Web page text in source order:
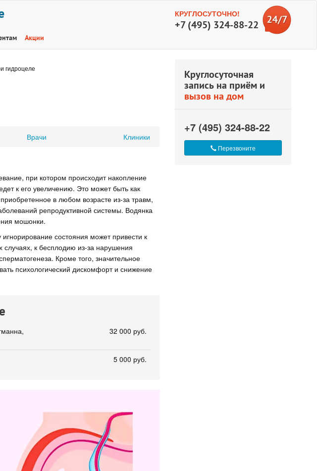
КРУГЛОСУТОЧНО!
+7 (495) 324-88-22
Акции
гидроцеле
Врачи Клиники
при котором происходит накопление
к его увеличению. Это может быть как
в любом возрасте из-за травм,
репродуктивной системы. Водянка
мошонки.
состояния может привести к
к бесплодию из-за нарушения
Кроме того, значительное
психологический дискомфорт и снижение
32 000 руб.
5 000 руб.
Круглосуточная
запись на приём и
вызов на дом
+7 (495) 324-88-22
Перезвоните